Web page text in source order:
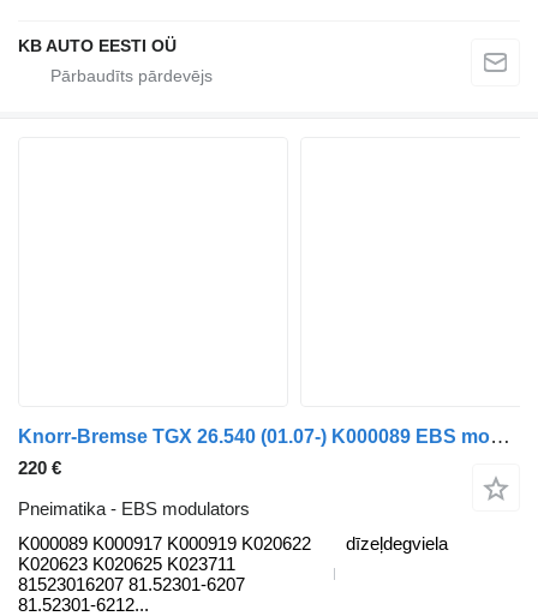
KB AUTO EESTI OÜ
Knorr-Bremse TGX 26.540 (01.07-) K000089 EBS modulators paredzēts MAN TGL, TGM, TGS, TGX (2005-2021) kravas automašīnas
220 €
Pneimatika - EBS modulators
K000089 K000917 K000919 K020622
K020623 K020625 K023711
81523016207 81.52301-6207
81.52301-6212...
dīzeļdegviela